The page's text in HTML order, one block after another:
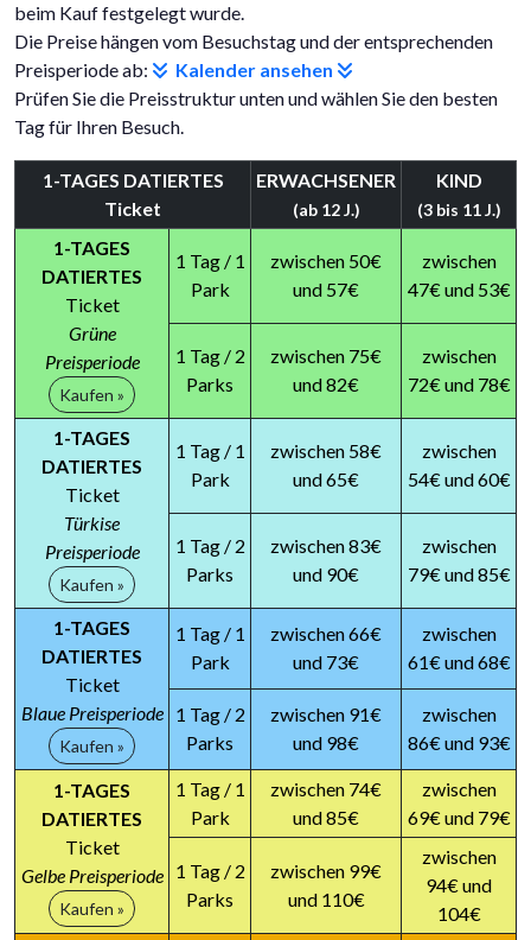
beim Kauf festgelegt wurde.
Die Preise hängen vom Besuchstag und der entsprechenden
Preisperiode ab:
Kalender ansehen
Prüfen Sie die Preisstruktur unten und wählen Sie den besten
Tag für Ihren Besuch.
1-TAGES DATIERTES
Ticket
ERWACHSENER
(ab 12 J.)
KIND
(3 bis 11 J.)
1-TAGES
DATIERTES
Ticket
Grüne
Preisperiode
Kaufen »
1 Tag / 1
Park
zwischen 50€
und 57€
zwischen
47€ und 53€
1 Tag / 2
Parks
zwischen 75€
und 82€
zwischen
72€ und 78€
1-TAGES
DATIERTES
Ticket
Türkise
Preisperiode
Kaufen »
1 Tag / 1
Park
zwischen 58€
und 65€
zwischen
54€ und 60€
1 Tag / 2
Parks
zwischen 83€
und 90€
zwischen
79€ und 85€
1-TAGES
DATIERTES
Ticket
Blaue Preisperiode
Kaufen »
1 Tag / 1
Park
zwischen 66€
und 73€
zwischen
61€ und 68€
1 Tag / 2
Parks
zwischen 91€
und 98€
zwischen
86€ und 93€
1-TAGES
DATIERTES
Ticket
Gelbe Preisperiode
Kaufen »
1 Tag / 1
Park
zwischen 74€
und 85€
zwischen
69€ und 79€
1 Tag / 2
Parks
zwischen 99€
und 110€
zwischen
94€ und
104€